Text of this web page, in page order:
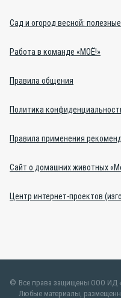
Сад и огород весной:
Работа в команде «МОЁ!»
Правила общения
Политика
Правила применения
Сайт о домашних животных
Центр интернет-проектов
Все права защищены ООО ИД
Любые материалы,